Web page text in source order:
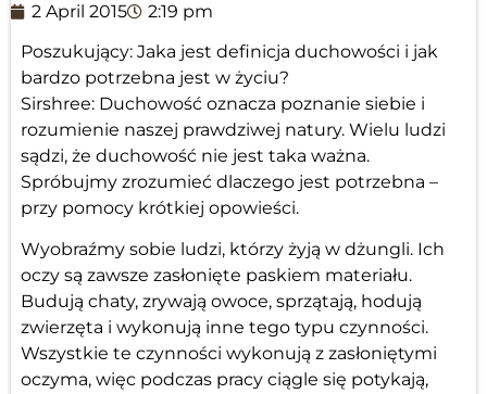
2 April 2015
2:19 pm
Poszukujący: Jaka jest definicja duchowości i jak
bardzo potrzebna jest w życiu?
Sirshree: Duchowość oznacza poznanie siebie i
rozumienie naszej prawdziwej natury. Wielu ludzi
sądzi, że duchowość nie jest taka ważna.
Spróbujmy zrozumieć dlaczego jest potrzebna –
przy pomocy krótkiej opowieści.
Wyobraźmy sobie ludzi, którzy żyją w dżungli. Ich
oczy są zawsze zasłonięte paskiem materiału.
Budują chaty, zrywają owoce, sprzątają, hodują
zwierzęta i wykonują inne tego typu czynności.
Wszystkie te czynności wykonują z zasłoniętymi
oczyma, więc podczas pracy ciągle się potykają,